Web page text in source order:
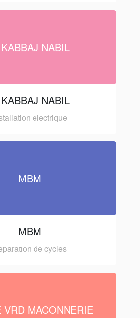
NABIL
NABIL
electrique
MBM
MBM
de cycles
VRD MACONNERIE